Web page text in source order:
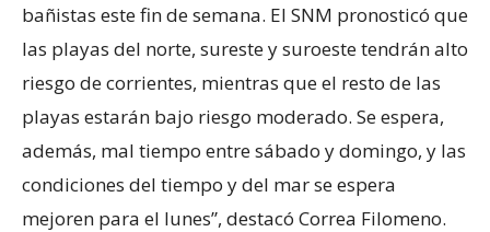
bañistas este fin de semana. El SNM pronosticó que
las playas del norte, sureste y suroeste tendrán alto
riesgo de corrientes, mientras que el resto de las
playas estarán bajo riesgo moderado. Se espera,
además, mal tiempo entre sábado y domingo, y las
condiciones del tiempo y del mar se espera
mejoren para el lunes”, destacó Correa Filomeno.